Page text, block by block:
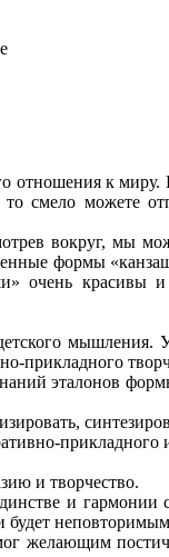
к миру.
смело можете
вокруг, мы
формы
очень красивы
мышления.
прикладного
эталонов
прикладного
и творчество.
и гармонии
будет
желающим